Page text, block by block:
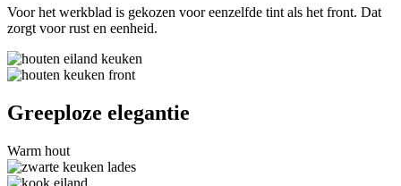
Voor het werkblad is gekozen voor eenzelfde tint als het front. Dat
zorgt voor rust en eenheid.
Greeploze elegantie
Warm hout